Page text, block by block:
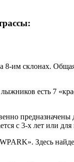
им склонах.
есть 7
с 3-х лет или
Здесь